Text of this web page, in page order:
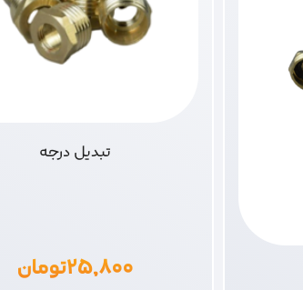
تبدیل درجه
۲۵,۸۰۰تومان